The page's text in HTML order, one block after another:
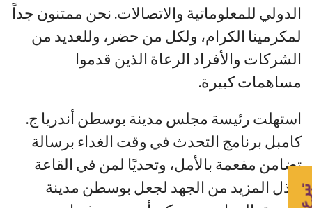
الدولي للمعلوماتية والاتصالات. نحن ممتنون جداً
لمكرمينا الكرام، ولكل من حضر، وللعديد من
الشركات والأفراد الرعاة الذين قدموا
مساهمات كبيرة.
استهلت رئيسة مجلس مدينة بوسطن أندريا ج.
كامبل برنامج التحدث في وقت الغداء برسالة
تضامن مفعمة بالأمل، وتحديًا لمن في القاعة
لبذل المزيد من الجهد لجعل بوسطن مدينة